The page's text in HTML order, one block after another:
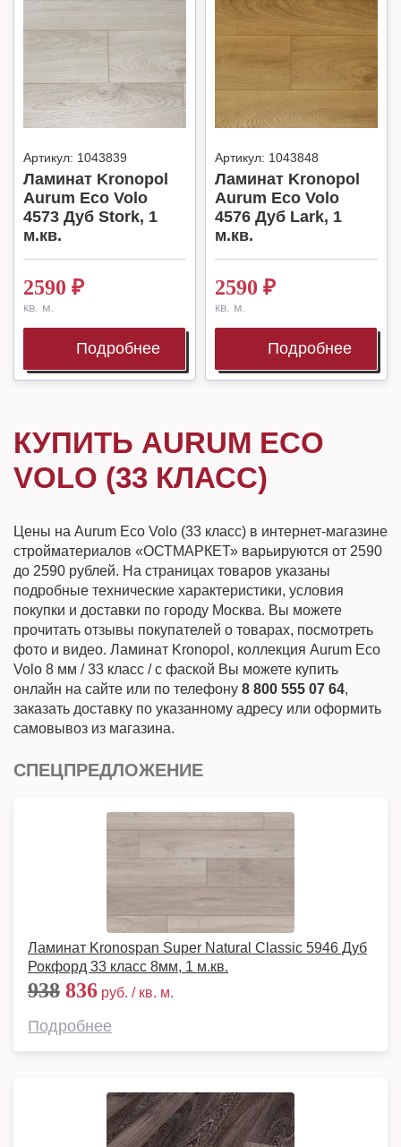
Артикул: 1043839
Ламинат Kronopol
Aurum Eco Volo
4573 Дуб Stork, 1
м.кв.
2590 ₽
кв. м.
Подробнее
Артикул: 1043848
Ламинат Kronopol
Aurum Eco Volo
4576 Дуб Lark, 1
м.кв.
2590 ₽
кв. м.
Подробнее
КУПИТЬ AURUM ECO
VOLO (33 КЛАСС)
Цены на Aurum Eco Volo (33 класс) в интернет-магазине
стройматериалов «ОСТМАРКЕТ» варьируются от 2590
до 2590 рублей. На страницах товаров указаны
подробные технические характеристики, условия
покупки и доставки по городу Москва. Вы можете
прочитать отзывы покупателей о товарах, посмотреть
фото и видео. Ламинат Kronopol, коллекция Aurum Eco
Volo 8 мм / 33 класс / с фаской Вы можете купить
онлайн на сайте или по телефону 8 800 555 07 64,
заказать доставку по указанному адресу или оформить
самовывоз из магазина.
СПЕЦПРЕДЛОЖЕНИЕ
Ламинат Kronospan Super Natural Classic 5946 Дуб
Рокфорд 33 класс 8мм, 1 м.кв.
938 836 руб. / кв. м.
Подробнее